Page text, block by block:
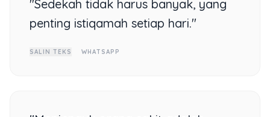
"Sedekah tidak harus banyak, yang
penting istiqamah setiap hari."
SALIN TEKS WHATSAPP